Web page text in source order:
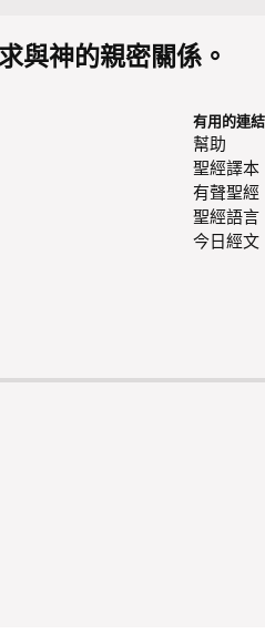
與神的親密關係。
有用的連結
幫助
聖經譯本
有聲聖經
聖經語言
今日經文